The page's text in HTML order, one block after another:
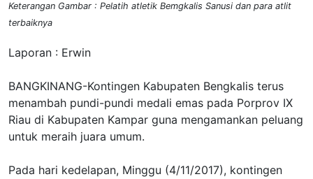
Keterangan Gambar : Pelatih atletik Bemgkalis Sanusi dan para atlit
terbaiknya
Laporan : Erwin
BANGKINANG-Kontingen Kabupaten Bengkalis terus
menambah pundi-pundi medali emas pada Porprov IX
Riau di Kabupaten Kampar guna mengamankan peluang
untuk meraih juara umum.
Pada hari kedelapan, Minggu (4/11/2017), kontingen